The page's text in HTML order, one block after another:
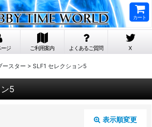
カート
ジ ご利用案内 よくあるご質問 X
ースター > SLF1 セレクション5
5
表示順変更